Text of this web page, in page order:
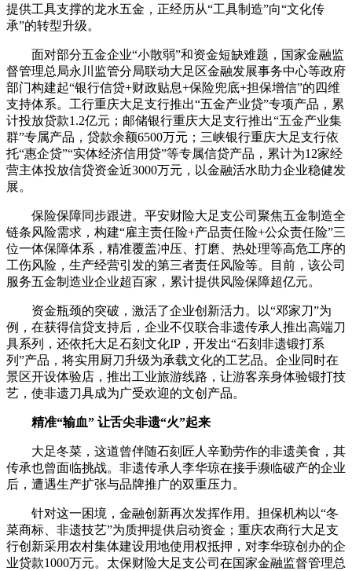
提供工具支撑的龙水五金，正经历从“工具制造”向“文化传
承”的转型升级。
面对部分五金企业“小散弱”和资金短缺难题，国家金融监
督管理总局永川监管分局联动大足区金融发展事务中心等政府
部门构建起“银行信贷+财政贴息+保险兜底+担保增信”的四维
支持体系。工行重庆大足支行推出“五金产业贷”专项产品，累
计投放贷款1.2亿元；邮储银行重庆大足支行推出“五金产业集
群”专属产品，贷款余额6500万元；三峡银行重庆大足支行依
托“惠企贷”“实体经济信用贷”等专属信贷产品，累计为12家经
营主体投放信贷资金近3000万元，以金融活水助力企业稳健发
展。
保险保障同步跟进。平安财险大足支公司聚焦五金制造全
链条风险需求，构建“雇主责任险+产品责任险+公众责任险”三
位一体保障体系，精准覆盖冲压、打磨、热处理等高危工序的
工伤风险，生产经营引发的第三者责任风险等。目前，该公司
服务五金制造业企业超百家，累计提供风险保障超亿元。
资金瓶颈的突破，激活了企业创新活力。以“邓家刀”为
例，在获得信贷支持后，企业不仅联合非遗传承人推出高端刀
具系列，还依托大足石刻文化IP，开发出“石刻非遗锻打系
列”产品，将实用厨刀升级为承载文化的工艺品。企业同时在
景区开设体验店，推出工业旅游线路，让游客亲身体验锻打技
艺，使非遗刀具成为广受欢迎的文创产品。
精准“输血” 让舌尖非遗“火”起来
大足冬菜，这道曾伴随石刻匠人辛勤劳作的非遗美食，其
传承也曾面临挑战。非遗传承人李华琼在接手濒临破产的企业
后，遭遇生产扩张与品牌推广的双重压力。
针对这一困境，金融创新再次发挥作用。担保机构以“冬
菜商标、非遗技艺”为质押提供启动资金；重庆农商行大足支
行创新采用农村集体建设用地使用权抵押，对李华琼创办的企
业贷款1000万元。太保财险大足支公司在国家金融监督管理总